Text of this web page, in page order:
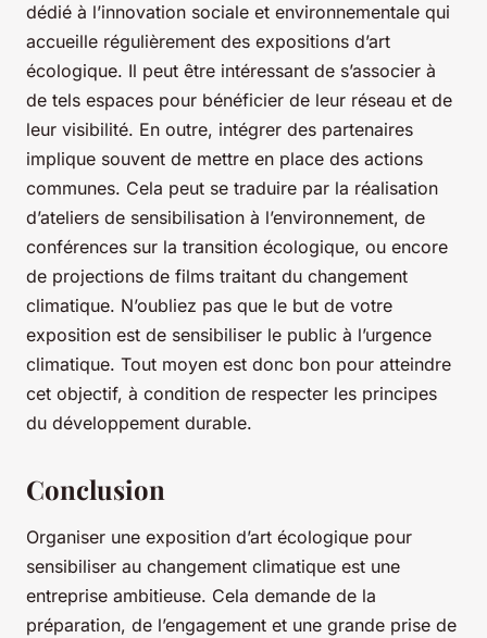
dédié à l’innovation sociale et environnementale qui
accueille régulièrement des expositions d’art
écologique. Il peut être intéressant de s’associer à
de tels espaces pour bénéficier de leur réseau et de
leur visibilité. En outre, intégrer des partenaires
implique souvent de mettre en place des actions
communes. Cela peut se traduire par la réalisation
d’ateliers de sensibilisation à l’environnement, de
conférences sur la transition écologique, ou encore
de projections de films traitant du changement
climatique. N’oubliez pas que le but de votre
exposition est de sensibiliser le public à l’urgence
climatique. Tout moyen est donc bon pour atteindre
cet objectif, à condition de respecter les principes
du développement durable.
Conclusion
Organiser une exposition d’art écologique pour
sensibiliser au changement climatique est une
entreprise ambitieuse. Cela demande de la
préparation, de l’engagement et une grande prise de